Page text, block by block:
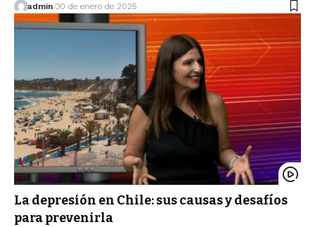
admin 30 de enero de 2025
La depresión en Chile: sus causas y desafíos
para prevenirla